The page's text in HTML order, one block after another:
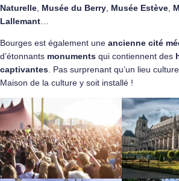
Naturelle Musée du Berry Musée Estève
Lallemant
Bourges est également une ancienne cité
d’étonnants monuments qui contiennent des
captivantes . Pas surprenant qu’un lieu
Maison de la culture y soit installé !